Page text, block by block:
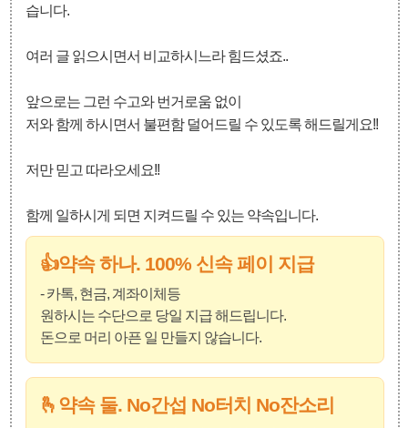
습니다.
여러 글 읽으시면서 비교하시느라 힘드셨죠..
앞으로는 그런 수고와 번거로움 없이
저와 함께 하시면서 불편함 덜어드릴 수 있도록 해드릴게요!!
저만 믿고 따라오세요!!
함께 일하시게 되면 지켜드릴 수 있는 약속입니다.
👍약속 하나. 100% 신속 페이 지급
- 카톡, 현금, 계좌이체등
원하시는 수단으로 당일 지급 해드립니다.
돈으로 머리 아픈 일 만들지 않습니다.
🫰약속 둘. No간섭 No터치 No잔소리